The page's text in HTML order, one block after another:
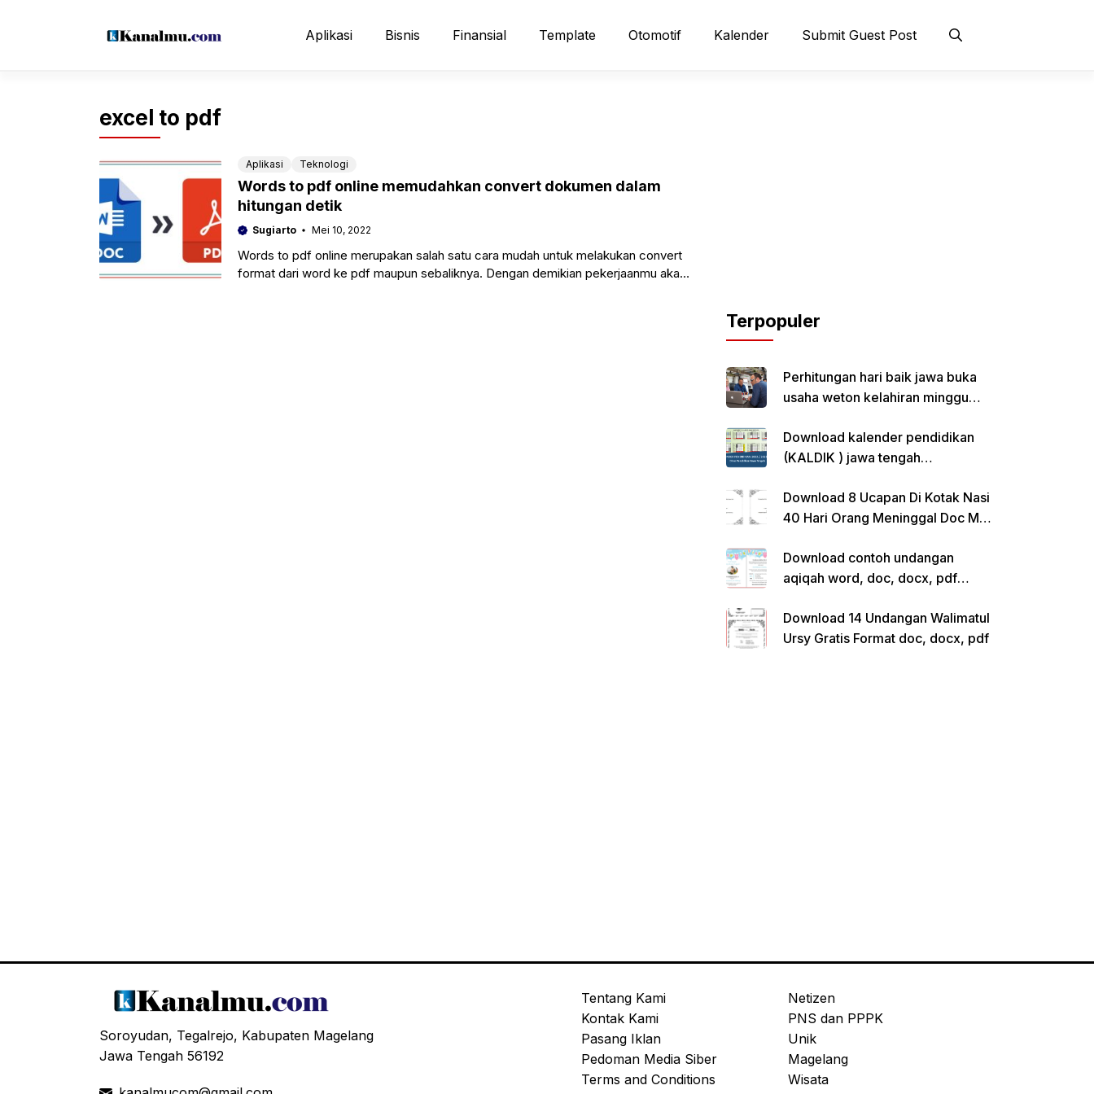
Aplikasi Bisnis Finansial Template Otomotif Kalender Submit Guest Post
excel to pdf
Aplikasi Teknologi
Words to pdf online memudahkan convert dokumen dalam
hitungan detik
Sugiarto Mei 10, 2022
Words to pdf online merupakan salah satu cara mudah untuk melakukan convert
format dari word ke pdf maupun sebaliknya. Dengan demikian pekerjaanmu akan
Terpopuler
Perhitungan hari baik jawa buka
usaha weton kelahiran minggu
Download kalender pendidikan
(KALDIK ) jawa tengah
Download 8 Ucapan Di Kotak Nasi
40 Hari Orang Meninggal Doc Ms.
Download contoh undangan
aqiqah word, doc, docx, pdf
Download 14 Undangan Walimatul
Ursy Gratis Format doc, docx, pdf
Soroyudan, Tegalrejo, Kabupaten Magelang
Jawa Tengah 56192
Tentang Kami
Kontak Kami
Pasang Iklan
Pedoman Media Siber
Terms and Conditions
Netizen
PNS dan PPPK
Unik
Magelang
Wisata